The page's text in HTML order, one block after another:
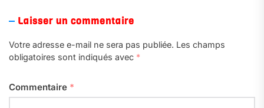
Laisser un commentaire
Votre adresse e-mail ne sera pas publiée. Les champs
obligatoires sont indiqués avec *
Commentaire *